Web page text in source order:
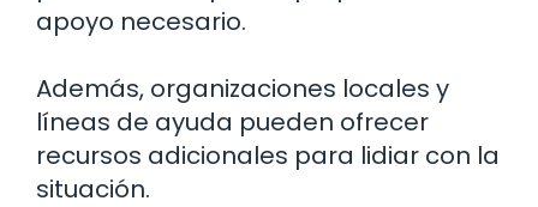
apoyo necesario.
Además, organizaciones locales y
líneas de ayuda pueden ofrecer
recursos adicionales para lidiar con la
situación.